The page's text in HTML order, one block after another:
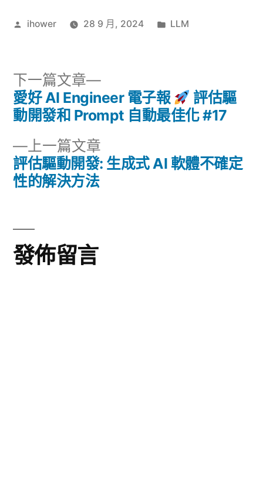
作
ihower 28 9 月, 2024
分
LLM
文
導
覽
上一篇文章
一
評估驅動開發: 生成式 AI 軟體不確定
性的解決方法
下一篇文章
下
一
篇
愛好 AI Engineer 電子報
評估驅
動開發和 Prompt 自動最佳化 #17
發佈留言